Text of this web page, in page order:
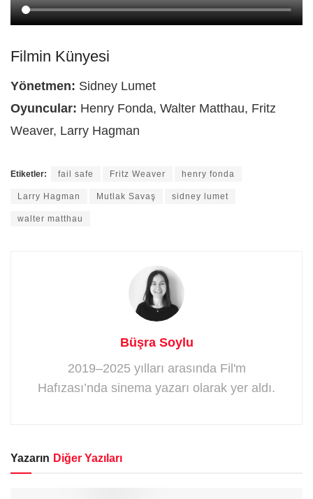
Filmin Künyesi
Yönetmen: Sidney Lumet
Oyuncular: Henry Fonda, Walter Matthau, Fritz
Weaver, Larry Hagman
Etiketler: fail safe Fritz Weaver henry fonda
Larry Hagman Mutlak Savaş sidney lumet
walter matthau
Büşra Soylu
2019–2025 yılları arasında Fil'm
Hafızası’nda sinema yazarı olarak yer aldı.
Yazarın Diğer Yazıları